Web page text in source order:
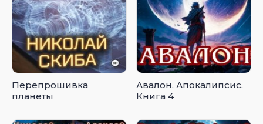
Перепрошивка
планеты
Авалон. Апокалипсис.
Книга 4